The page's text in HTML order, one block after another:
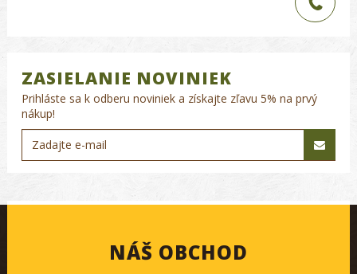
ZASIELANIE NOVINIEK
Prihláste sa k odberu noviniek a získajte zľavu 5% na prvý
nákup!
NÁŠ OBCHOD